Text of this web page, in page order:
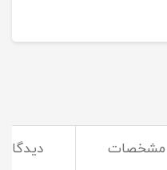
مشخصات
هر آن چیزی که